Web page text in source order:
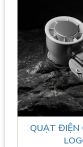
QUẠT ĐIỆN